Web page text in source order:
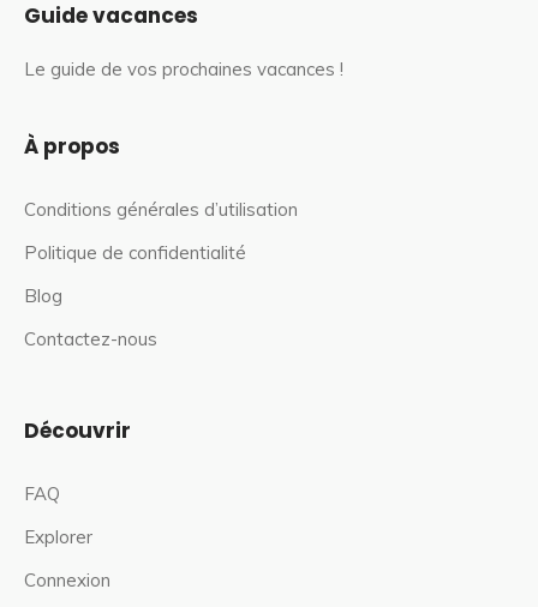
Guide vacances
Le guide de vos prochaines vacances !
À propos
Conditions générales d’utilisation
Politique de confidentialité
Blog
Contactez-nous
Découvrir
FAQ
Explorer
Connexion